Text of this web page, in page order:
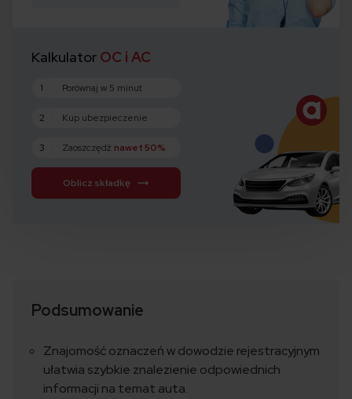
Kalkulator OC i AC
1 Porównaj w 5 minut
2 Kup ubezpieczenie
3 Zaoszczędź nawet 50%
Oblicz składkę
Podsumowanie
Znajomość oznaczeń w dowodzie rejestracyjnym
ułatwia szybkie znalezienie odpowiednich
informacji na temat auta.